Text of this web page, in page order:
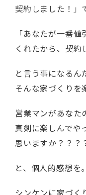
契約しました！」
「あなたが一番値
くれたから、契約
と言う事になるん
そんな家づくりを
営業マンがあなた
真剣に楽しんでや
思いますか？？？
と、個人的感想を。
シンケンに家づく